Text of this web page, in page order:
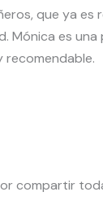
que ya
Mónica es
recomendable.
compartir